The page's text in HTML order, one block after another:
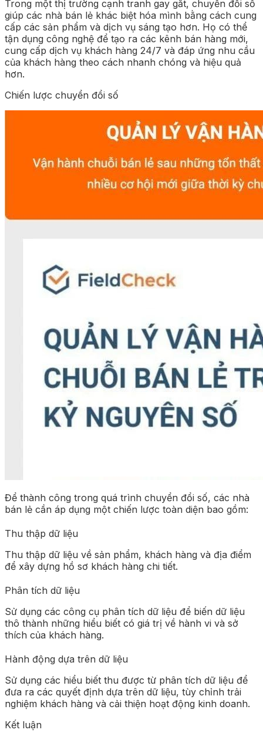
Trong một thị trường cạnh tranh gay gắt, chuyển đổi số
giúp các nhà bán lẻ khác biệt hóa mình bằng cách cung
cấp các sản phẩm và dịch vụ sáng tạo hơn. Họ có thể
tận dụng công nghệ để tạo ra các kênh bán hàng mới,
cung cấp dịch vụ khách hàng 24/7 và đáp ứng nhu cầu
của khách hàng theo cách nhanh chóng và hiệu quả
hơn.
Chiến lược chuyển đổi số
Để thành công trong quá trình chuyển đổi số, các nhà
bán lẻ cần áp dụng một chiến lược toàn diện bao gồm:
Thu thập dữ liệu
Thu thập dữ liệu về sản phẩm, khách hàng và địa điểm
để xây dựng hồ sơ khách hàng chi tiết.
Phân tích dữ liệu
Sử dụng các công cụ phân tích dữ liệu để biến dữ liệu
thô thành những hiểu biết có giá trị về hành vi và sở
thích của khách hàng.
Hành động dựa trên dữ liệu
Sử dụng các hiểu biết thu được từ phân tích dữ liệu để
đưa ra các quyết định dựa trên dữ liệu, tùy chỉnh trải
nghiệm khách hàng và cải thiện hoạt động kinh doanh.
Kết luận